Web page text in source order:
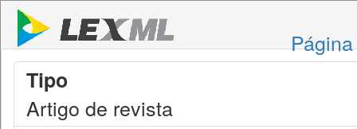
Tipo
Artigo de revista